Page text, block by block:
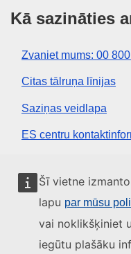
Šī vietne
lapu par mūsu
vai noklikšķiniet
iegūtu plašāku
Kā sazināties
Zvaniet mums: 00
Citas tālruņa līnijas
Saziņas veidlapa
ES centru
Sociālie mediji